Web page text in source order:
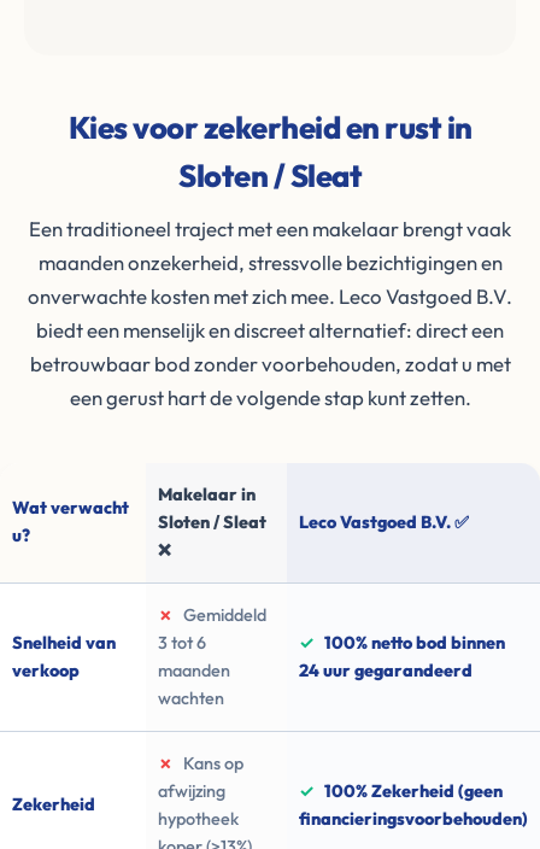
Kies voor zekerheid en rust in
Sloten / Sleat
Een traditioneel traject met een makelaar brengt vaak
maanden onzekerheid, stressvolle bezichtigingen en
onverwachte kosten met zich mee. Leco Vastgoed B.V.
biedt een menselijk en discreet alternatief: direct een
betrouwbaar bod zonder voorbehouden, zodat u met
een gerust hart de volgende stap kunt zetten.
Wat verwacht
u?
Makelaar in
Sloten / Sleat
❌
Leco Vastgoed B.V. ✅
Snelheid van
verkoop
✗
Gemiddeld
3 tot 6
maanden
wachten
✓ 100% netto bod binnen
24 uur gegarandeerd
Zekerheid
✗
Kans op
afwijzing
hypotheek
✓ 100% Zekerheid (geen
financieringsvoorbehouden)